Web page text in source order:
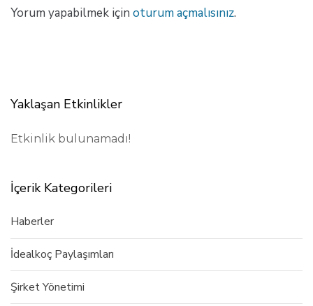
Yorum yapabilmek için oturum açmalısınız.
Yaklaşan Etkinlikler
Etkinlik bulunamadı!
İçerik Kategorileri
Haberler
İdealkoç Paylaşımları
Şirket Yönetimi